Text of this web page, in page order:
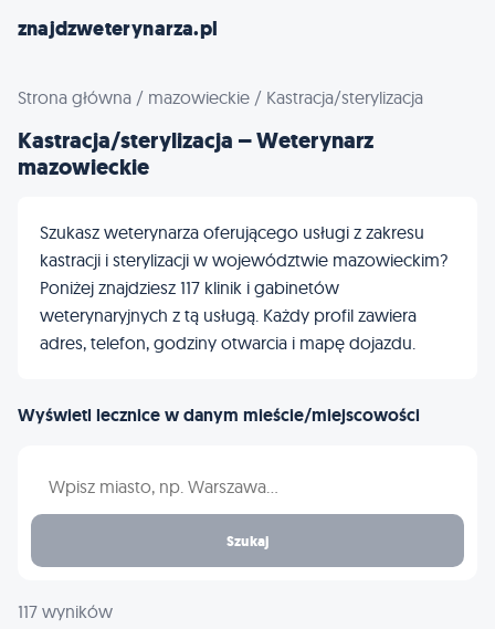
znajdzweterynarza.pl
Strona główna / mazowieckie / Kastracja/sterylizacja
Kastracja/sterylizacja – Weterynarz
mazowieckie
Szukasz weterynarza oferującego usługi z zakresu
kastracji i sterylizacji w województwie mazowieckim?
Poniżej znajdziesz 117 klinik i gabinetów
weterynaryjnych z tą usługą. Każdy profil zawiera
adres, telefon, godziny otwarcia i mapę dojazdu.
Wyświetl lecznice w danym mieście/miejscowości
Szukaj
117 wyników